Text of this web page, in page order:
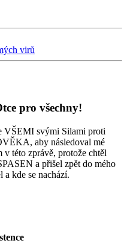
virů
pro všechny!
VŠEMI svými Silami proti
aby následoval mé
v této zprávě, protože chtěl
a přišel zpět do mého
kde se nachází.